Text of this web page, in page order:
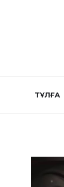
ТҰЛҒА